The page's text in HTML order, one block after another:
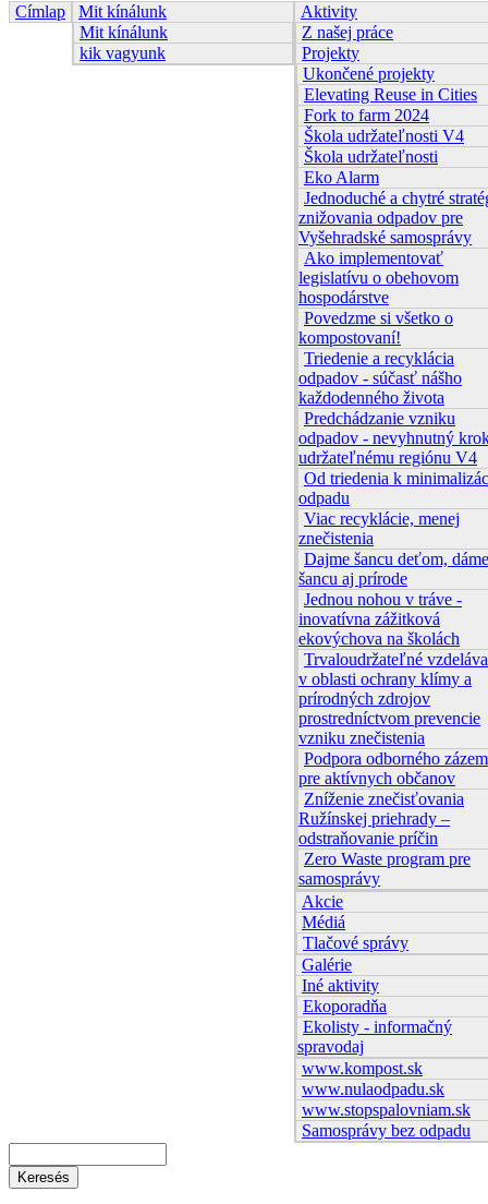
Címlap
Mit kínálunk
Mit kínálunk
kik vagyunk
Aktivity
Z našej práce
Projekty
Ukončené projekty
Elevating Reuse in Cities
Fork to farm 2024
Škola udržateľnosti V4
Škola udržateľnosti
Eko Alarm
Jednoduché a chytré
znižovania odpadov pre
Vyšehradské samosprávy
Ako implementovať
legislatívu o obehovom
hospodárstve
Povedzme si všetko o
kompostovaní!
Triedenie a recyklácia
odpadov - súčasť nášho
každodenného života
Predchádzanie vzniku
odpadov - nevyhnutný
udržateľnému regiónu V4
Od triedenia k
odpadu
Viac recyklácie, menej
znečistenia
Dajme šancu deťom, dáme
šancu aj prírode
Jednou nohou v tráve -
inovatívna zážitková
ekovýchova na školách
Trvaloudržateľné
v oblasti ochrany klímy a
prírodných zdrojov
prostredníctvom prevencie
vzniku znečistenia
Podpora odborného
pre aktívnych občanov
Zníženie znečisťovania
Ružínskej priehrady –
odstraňovanie príčin
Zero Waste program pre
samosprávy
Akcie
Médiá
Tlačové správy
Galérie
Iné aktivity
Ekoporadňa
Ekolisty - informačný
spravodaj
www.kompost.sk
www.nulaodpadu.sk
www.stopspalovniam.sk
Samosprávy bez odpadu